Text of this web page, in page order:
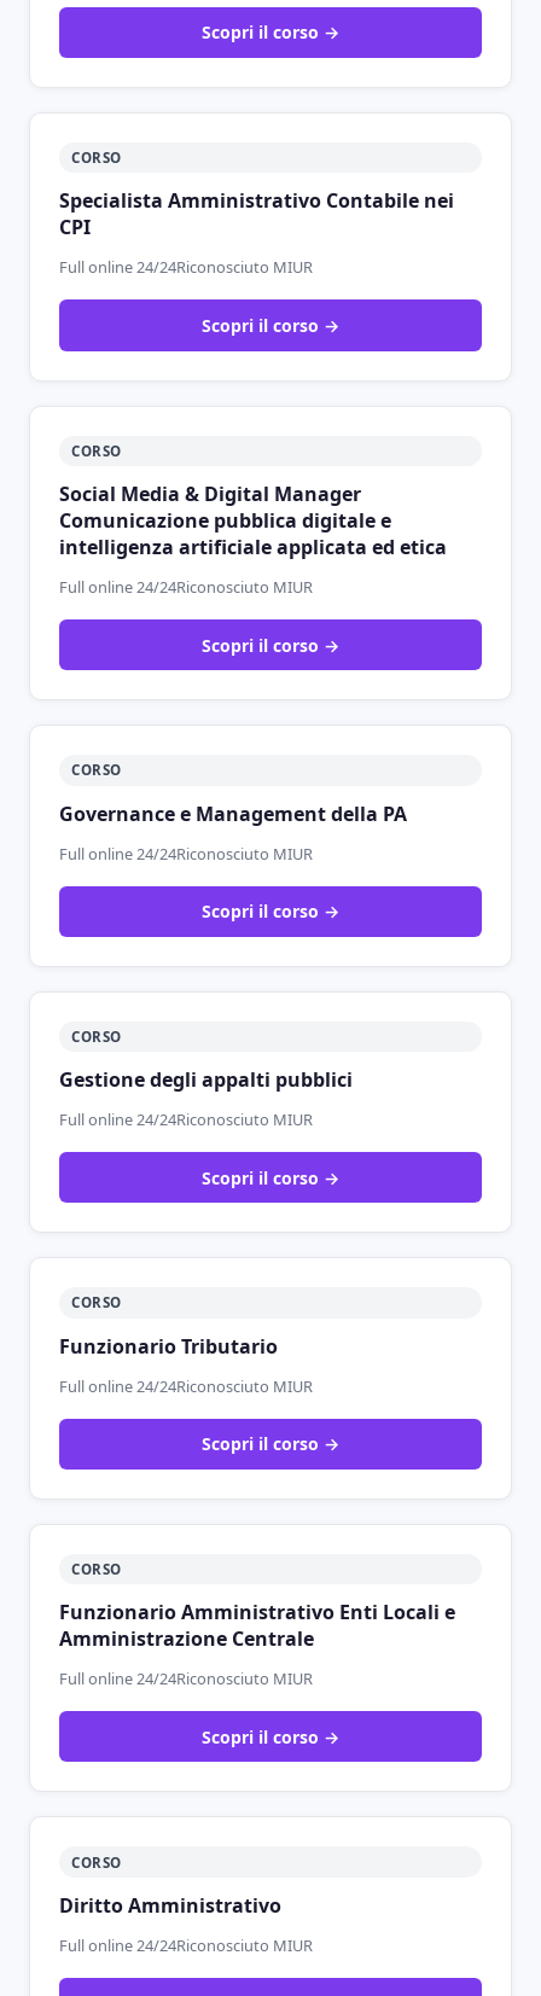
Scopri il corso →
CORSO
Specialista Amministrativo Contabile nei
CPI
Full online 24/24Riconosciuto MIUR
Scopri il corso →
CORSO
Social Media & Digital Manager
Comunicazione pubblica digitale e
intelligenza artificiale applicata ed etica
Full online 24/24Riconosciuto MIUR
Scopri il corso →
CORSO
Governance e Management della PA
Full online 24/24Riconosciuto MIUR
Scopri il corso →
CORSO
Gestione degli appalti pubblici
Full online 24/24Riconosciuto MIUR
Scopri il corso →
CORSO
Funzionario Tributario
Full online 24/24Riconosciuto MIUR
Scopri il corso →
CORSO
Funzionario Amministrativo Enti Locali e
Amministrazione Centrale
Full online 24/24Riconosciuto MIUR
Scopri il corso →
CORSO
Diritto Amministrativo
Full online 24/24Riconosciuto MIUR